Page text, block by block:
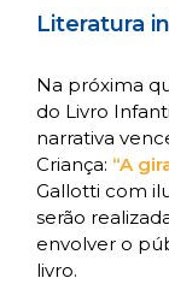
Literatura
Na próxima
do Livro
narrativa
Criança: “A
Gallotti com
serão
envolver o
livro.